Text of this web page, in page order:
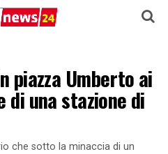
piazza Umberto ai
una stazione di
che sotto la minaccia di un